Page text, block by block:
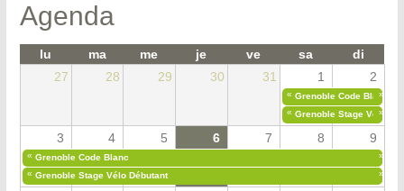
Agenda
lu ma me je ve sa
di
27
28 29 30 31 1 2
« Grenoble Code Blanc
»
« Grenoble Stage Vélo
»
3 4 5 6 7 8 9
« Grenoble Code Blanc
»
« Grenoble Stage Vélo Débutant »